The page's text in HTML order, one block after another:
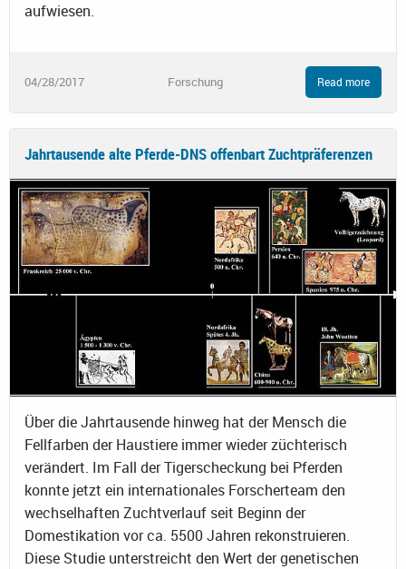
aufwiesen.
04/28/2017 Forschung Read more
Jahrtausende alte Pferde-DNS offenbart Zuchtpräferenzen
Über die Jahrtausende hinweg hat der Mensch die
Fellfarben der Haustiere immer wieder züchterisch
verändert. Im Fall der Tigerscheckung bei Pferden
konnte jetzt ein internationales Forscherteam den
wechselhaften Zuchtverlauf seit Beginn der
Domestikation vor ca. 5500 Jahren rekonstruieren.
Diese Studie unterstreicht den Wert der genetischen